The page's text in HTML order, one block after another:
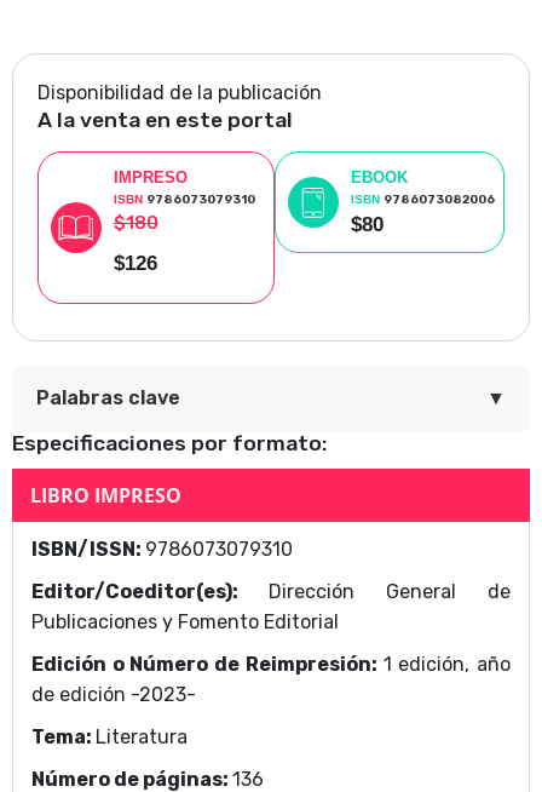
objetivo de ensalzamiento nacionalista, la mirada de
Brunet recae persistentemente en las fisuras: atisba la
hondura de la crisis del campo, exhibe la violencia contra
las mujeres y se centra, además, en un sujeto femenino
[…] para complejizarlo y erigirlo en sujeto propiamente
literario".
Disponibilidad de la publicación
A la venta en este portal
IMPRESO
ISBN 9786073079310
$180
$126
EBOOK
ISBN 9786073082006
$80
Palabras clave ▼
María Nadie
Área Temática
Editorial
Especificaciones por formato:
LIBRO IMPRESO
ISBN/ISSN: 9786073079310
Editor/Coeditor(es): Dirección General de
Publicaciones y Fomento Editorial
Edición o Número de Reimpresión: 1 edición, año
de edición -2023-
Tema: Literatura
Número de páginas: 136